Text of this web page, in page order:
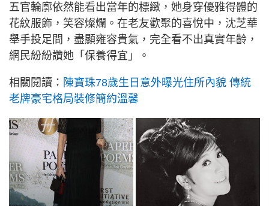
五官輪廓依然能看出當年的標緻，她身穿優雅得體的
花紋服飾，笑容燦爛。在老友歡聚的喜悅中，沈芝華
舉手投足間，盡顯雍容貴氣，完全看不出真實年齡，
網民紛紛讚她「保養得宜」。
相關閱讀： 陳寶珠78歲生日意外曝光住所內貌 傳統
老牌豪宅格局裝修簡約溫馨